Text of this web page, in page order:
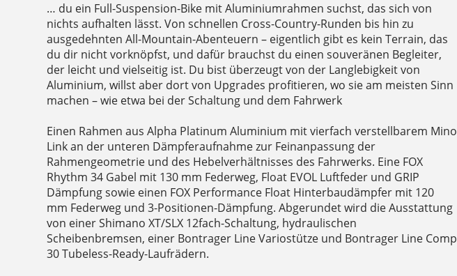
… du ein Full-Suspension-Bike mit Aluminiumrahmen suchst, das sich von
nichts aufhalten lässt. Von schnellen Cross-Country-Runden bis hin zu
ausgedehnten All-Mountain-Abenteuern – eigentlich gibt es kein Terrain, das
du dir nicht vorknöpfst, und dafür brauchst du einen souveränen Begleiter,
der leicht und vielseitig ist. Du bist überzeugt von der Langlebigkeit von
Aluminium, willst aber dort von Upgrades profitieren, wo sie am meisten Sinn
machen – wie etwa bei der Schaltung und dem Fahrwerk
Einen Rahmen aus Alpha Platinum Aluminium mit vierfach verstellbarem Mino
Link an der unteren Dämpferaufnahme zur Feinanpassung der
Rahmengeometrie und des Hebelverhältnisses des Fahrwerks. Eine FOX
Rhythm 34 Gabel mit 130 mm Federweg, Float EVOL Luftfeder und GRIP
Dämpfung sowie einen FOX Performance Float Hinterbaudämpfer mit 120
mm Federweg und 3-Positionen-Dämpfung. Abgerundet wird die Ausstattung
von einer Shimano XT/SLX 12fach-Schaltung, hydraulischen
Scheibenbremsen, einer Bontrager Line Variostütze und Bontrager Line Comp
30 Tubeless-Ready-Laufrädern.